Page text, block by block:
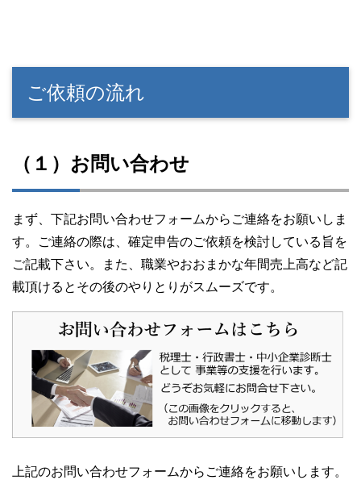
ご依頼の流れ
（１）お問い合わせ
まず、下記お問い合わせフォームからご連絡をお願いしま
す。ご連絡の際は、確定申告のご依頼を検討している旨を
ご記載下さい。また、職業やおおまかな年間売上高など記
載頂けるとその後のやりとりがスムーズです。
上記のお問い合わせフォームからご連絡をお願いします。